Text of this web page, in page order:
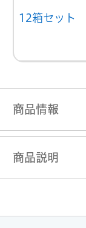
12箱セット
商品情報
商品説明